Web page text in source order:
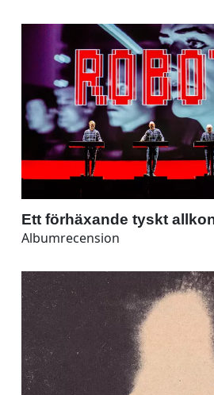
Ett förhäxande tyskt
Albumrecension